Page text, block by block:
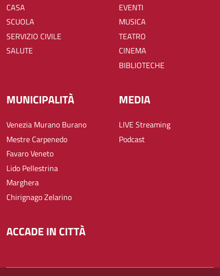
CASA
SCUOLA
SERVIZIO CIVILE
SALUTE
EVENTI
MUSICA
TEATRO
CINEMA
BIBLIOTECHE
MUNICIPALITÀ
Venezia Murano Burano
Mestre Carpenedo
Favaro Veneto
Lido Pellestrina
Marghera
Chirignago Zelarino
MEDIA
LIVE Streaming
Podcast
ACCADE IN CITTÀ